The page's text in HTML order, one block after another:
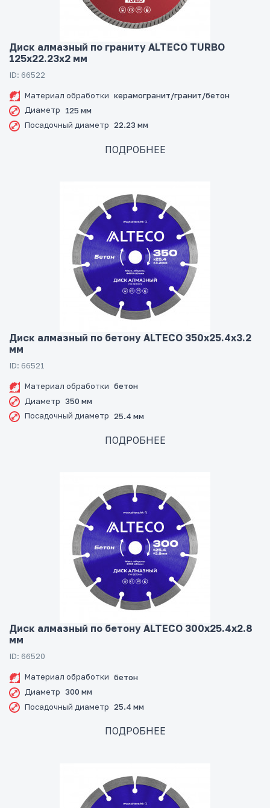
Диск алмазный по граниту ALTECO TURBO
125x22.23x2 мм
ID: 66522
Материал обработки керамогранит/гранит/бетон
Диаметр
125 мм
Посадочный диаметр 22.23 мм
ПОДРОБНЕЕ
Диск алмазный по бетону ALTECO 350x25.4x3.2
мм
ID: 66521
Материал обработки бетон
Диаметр 350 мм
Посадочный диаметр 25.4 мм
ПОДРОБНЕЕ
Диск алмазный по бетону ALTECO 300x25.4x2.8
мм
ID: 66520
Материал обработки бетон
Диаметр 300 мм
Посадочный диаметр 25.4 мм
ПОДРОБНЕЕ